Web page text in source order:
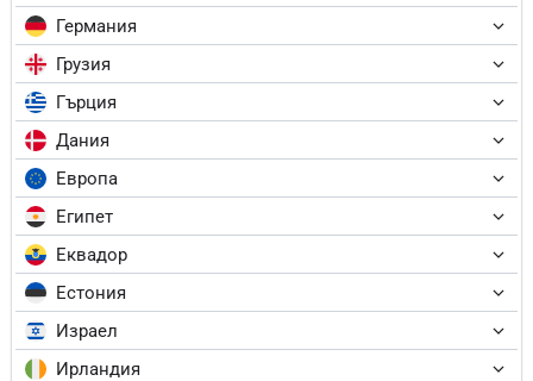
Германия
Грузия
Гърция
Дания
Европа
Египет
Еквадор
Естония
Израел
Ирландия